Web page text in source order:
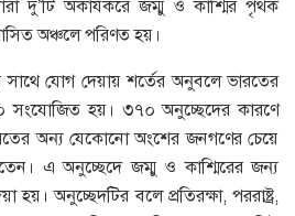
দু’টি অকার্যকরে জম্মু ও কাশ্মির পৃথক
অঞ্চলে পরিণত হয়।
সাথে যোগ দেয়ায় শর্তের অনুবলে ভারতের
সংযোজিত হয়। ৩৭০ অনুচ্ছেদের কারণে
অন্য যেকোনো অংশের জনগণের চেয়ে
এ অনুচ্ছেদে জম্মু ও কাশ্মিরের জন্য
হয়। অনুচ্ছেদটির বলে প্রতিরক্ষা, পররাষ্ট্র,